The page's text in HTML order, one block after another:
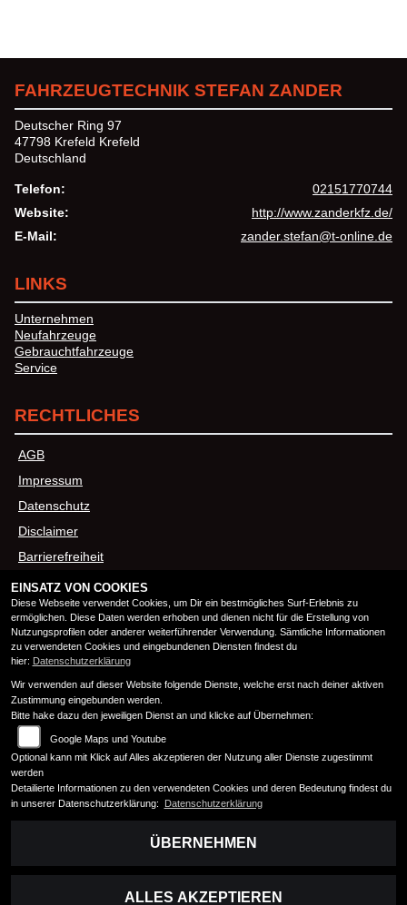
FAHRZEUGTECHNIK STEFAN ZANDER
Deutscher Ring 97
47798 Krefeld Krefeld
Deutschland
Telefon:
02151770744
Website:
http://www.zanderkfz.de/
E-Mail:
zander.stefan@t-online.de
LINKS
Unternehmen
Neufahrzeuge
Gebrauchtfahrzeuge
Service
RECHTLICHES
AGB
Impressum
Datenschutz
Disclaimer
Barrierefreiheit
ÖFFNUNGSZEITEN
Montag:
Dienstag:
13:00 - 18:00
Mittwoch:
Donnerstag:
13:00 - 18:00
Freitag:
Samstag:
09:00 - 12:00
Sonntag:
Telefonische Erreichbarkeit
08:00 - 18:00 Uhr
EINSATZ VON COOKIES
Diese Webseite verwendet Cookies, um Dir ein bestmögliches Surf-Erlebnis zu
ermöglichen. Diese Daten werden erhoben und dienen nicht für die Erstellung von
Nutzungsprofilen oder anderer weiterführender Verwendung. Sämtliche Informationen
zu verwendeten Cookies und eingebundenen Diensten findest du
hier: Datenschutzerklärung
Wir verwenden auf dieser Website folgende Dienste, welche erst nach deiner aktiven
Zustimmung eingebunden werden.
Bitte hake dazu den jeweiligen Dienst an und klicke auf Übernehmen:
Google Maps und Youtube
Optional kann mit Klick auf Alles akzeptieren der Nutzung aller Dienste zugestimmt
werden
Detailierte Informationen zu den verwendeten Cookies und deren Bedeutung findest du
in unserer Datenschutzerklärung:
Datenschutzerklärung
ÜBERNEHMEN
ALLES AKZEPTIEREN